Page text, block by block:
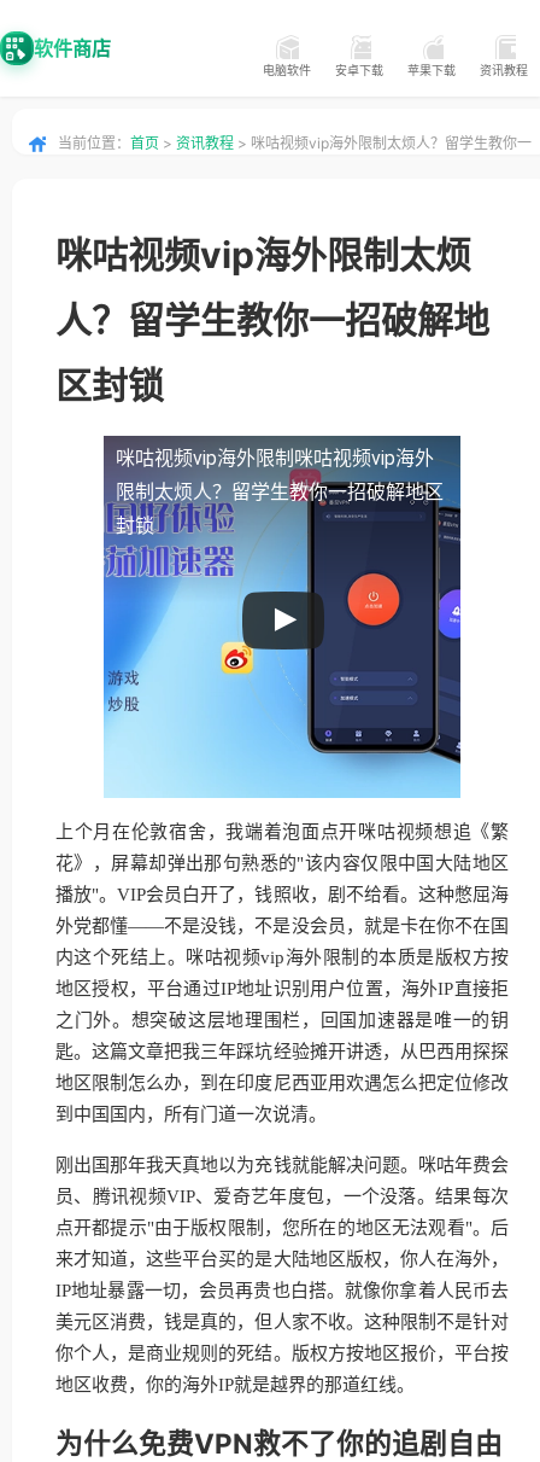
软件商店
电脑软件 安卓下载 苹果下载 资讯教程
当前位置： 首页 > 资讯教程 > 咪咕视频vip海外限制太烦人？留学生教你一
咪咕视频vip海外限制太烦
人？留学生教你一招破解地
区封锁
咪咕视频vip海外限制 咪咕视频vip海外
限制太烦人？留学生教你一招破解地区
封锁
上个月在伦敦宿舍，我端着泡面点开咪咕视频想追《繁
花》，屏幕却弹出那句熟悉的"该内容仅限中国大陆地区
播放"。VIP会员白开了，钱照收，剧不给看。这种憋屈海
外党都懂——不是没钱，不是没会员，就是卡在你不在国
内这个死结上。咪咕视频vip海外限制的本质是版权方按
地区授权，平台通过IP地址识别用户位置，海外IP直接拒
之门外。想突破这层地理围栏，回国加速器是唯一的钥
匙。这篇文章把我三年踩坑经验摊开讲透，从巴西用探探
地区限制怎么办，到在印度尼西亚用欢遇怎么把定位修改
到中国国内，所有门道一次说清。
刚出国那年我天真地以为充钱就能解决问题。咪咕年费会
员、腾讯视频VIP、爱奇艺年度包，一个没落。结果每次
点开都提示"由于版权限制，您所在的地区无法观看"。后
来才知道，这些平台买的是大陆地区版权，你人在海外，
IP地址暴露一切，会员再贵也白搭。就像你拿着人民币去
美元区消费，钱是真的，但人家不收。这种限制不是针对
你个人，是商业规则的死结。版权方按地区报价，平台按
地区收费，你的海外IP就是越界的那道红线。
为什么免费VPN救不了你的追剧自由